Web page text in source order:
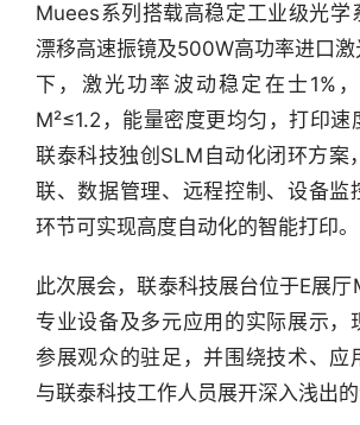
Muees系列搭载高稳定工业级光学
漂移高速振镜及500W高功率进口
下，激光功率波动稳定在士1%
M²≤1.2，能量密度更均匀，打印速
联泰科技独创SLM自动化闭环方案
联、数据管理、远程控制、设备监
环节可实现高度自动化的智能打印。
此次展会，联泰科技展台位于E展
专业设备及多元应用的实际展示，
参展观众的驻足，并围绕技术、应
与联泰科技工作人员展开深入浅出的